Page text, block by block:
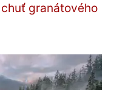
granátového